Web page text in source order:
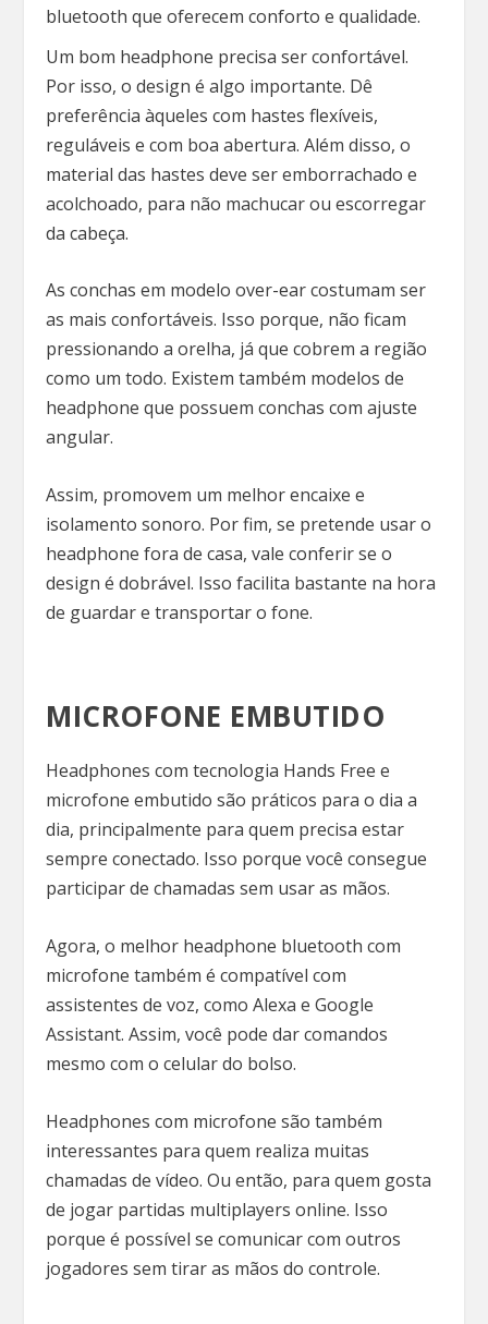
bluetooth que oferecem conforto e qualidade.
Um bom headphone precisa ser confortável.
Por isso, o design é algo importante. Dê
preferência àqueles com hastes flexíveis,
reguláveis e com boa abertura. Além disso, o
material das hastes deve ser emborrachado e
acolchoado, para não machucar ou escorregar
da cabeça.
As conchas em modelo over-ear costumam ser
as mais confortáveis. Isso porque, não ficam
pressionando a orelha, já que cobrem a região
como um todo. Existem também modelos de
headphone que possuem conchas com ajuste
angular.
Assim, promovem um melhor encaixe e
isolamento sonoro. Por fim, se pretende usar o
headphone fora de casa, vale conferir se o
design é dobrável. Isso facilita bastante na hora
de guardar e transportar o fone.
MICROFONE EMBUTIDO
Headphones com tecnologia Hands Free e
microfone embutido são práticos para o dia a
dia, principalmente para quem precisa estar
sempre conectado. Isso porque você consegue
participar de chamadas sem usar as mãos.
Agora, o melhor headphone bluetooth com
microfone também é compatível com
assistentes de voz, como Alexa e Google
Assistant. Assim, você pode dar comandos
mesmo com o celular do bolso.
Headphones com microfone são também
interessantes para quem realiza muitas
chamadas de vídeo. Ou então, para quem gosta
de jogar partidas multiplayers online. Isso
porque é possível se comunicar com outros
jogadores sem tirar as mãos do controle.